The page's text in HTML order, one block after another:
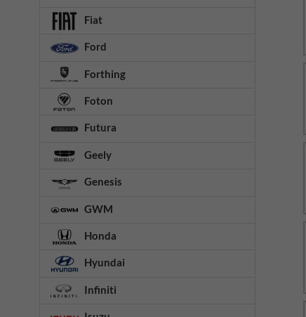
Fiat
Ford
Forthing
Foton
Futura
Geely
Genesis
GWM
Honda
Hyundai
Infiniti